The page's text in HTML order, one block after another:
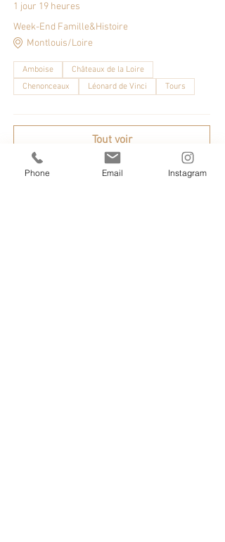
1 jour 19 heures
Week-End Famille&Histoire
Montlouis/Loire
Amboise
Châteaux de la Loire
Chenonceaux
Léonard de Vinci Tours
Tout voir
Phone Email Instagram